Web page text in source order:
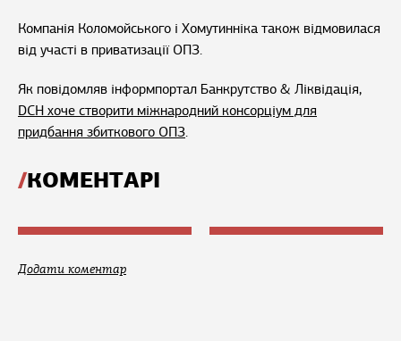
Компанія Коломойського і Хомутинніка також відмовилася
від участі в приватизації ОПЗ.
Як повідомляв інформпортал Банкрутство & Ліквідація,
DCH хоче створити міжнародний консорціум для
придбання збиткового ОПЗ.
КОМЕНТАРІ
Додати коментар